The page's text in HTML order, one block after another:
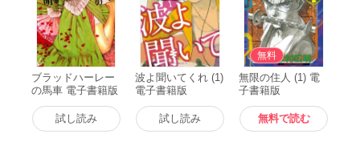
ブラッドハーレー
の馬車 電子書籍版
試し読み
波よ聞いてくれ (1)
電子書籍版
試し読み
無料
無限の住人 (1) 電
子書籍版
無料で読む